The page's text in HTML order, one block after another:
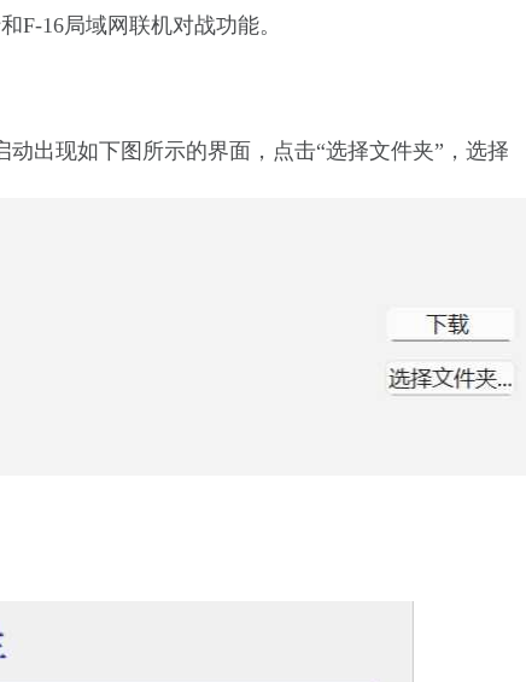
F-16局域网联机对战功能。
动出现如下图所示的界面，点击“选择文件夹”，选择